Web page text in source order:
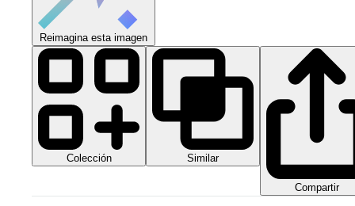
Reimagina esta imagen
Colección Similar
Compartir